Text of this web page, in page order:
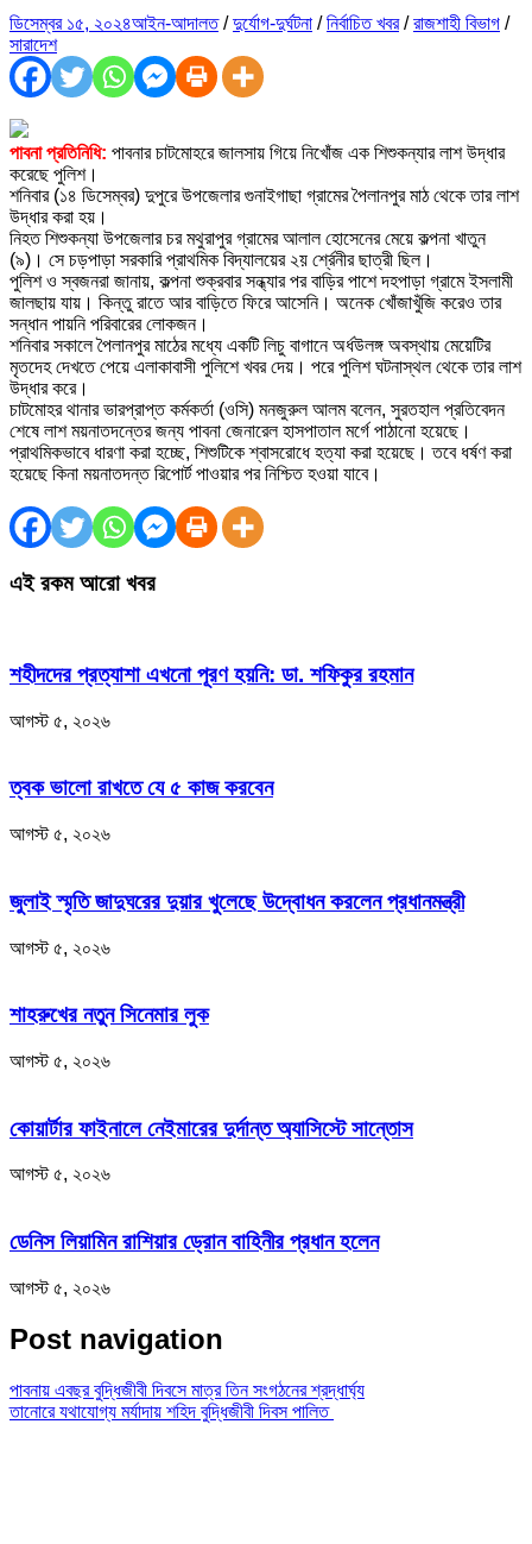
ডিসেম্বর ১৫, ২০২৪আইন-আদালত/দুর্যোগ-দুর্ঘটনা /নির্বাচিত খবর/রাজশাহী বিভাগ /
সারাদেশ
পাবনা প্রতিনিধি: পাবনার চাটমোহরে জালসায় গিয়ে নিখোঁজ এক শিশুকন্যার লাশ উদ্ধার
করেছে পুলিশ।
শনিবার (১৪ ডিসেম্বর) দুপুরে উপজেলার গুনাইগাছা গ্রামের পৈলানপুর মাঠ থেকে তার লাশ
উদ্ধার করা হয়।
নিহত শিশুকন্যা উপজেলার চর মথুরাপুর গ্রামের আলাল হোসেনের মেয়ে কল্পনা খাতুন
(৯)। সে চড়পাড়া সরকারি প্রাথমিক বিদ্যালয়ের ২য় র্শ্রেনীর ছাত্রী ছিল।
পুলিশ ও স্বজনরা জানায়, কল্পনা শুক্রবার সন্ধ্যার পর বাড়ির পাশে দহপাড়া গ্রামে ইসলামী
জালছায় যায়। কিন্তু রাতে আর বাড়িতে ফিরে আসেনি। অনেক খোঁজাখুঁজি করেও তার
সন্ধান পায়নি পরিবারের লোকজন।
শনিবার সকালে পৈলানপুর মাঠের মধ্যে একটি লিচু বাগানে অর্ধউলঙ্গ অবস্থায় মেয়েটির
মৃতদেহ দেখতে পেয়ে এলাকাবাসী পুলিশে খবর দেয়। পরে পুলিশ ঘটনাস্থল থেকে তার লাশ
উদ্ধার করে।
চাটমোহর থানার ভারপ্রাপ্ত কর্মকর্তা (ওসি) মনজুরুল আলম বলেন, সুরতহাল প্রতিবেদন
শেষে লাশ ময়নাতদন্তের জন্য পাবনা জেনারেল হাসপাতাল মর্গে পাঠানো হয়েছে।
প্রাথমিকভাবে ধারণা করা হচ্ছে, শিশুটিকে শ্বাসরোধে হত্যা করা হয়েছে। তবে ধর্ষণ করা
হয়েছে কিনা ময়নাতদন্ত রিপোর্ট পাওয়ার পর নিশ্চিত হওয়া যাবে।
এই রকম আরো খবর
শহীদদের প্রত্যাশা এখনো পূরণ হয়নি: ডা. শফিকুর রহমান
আগস্ট ৫, ২০২৬
ত্বক ভালো রাখতে যে ৫ কাজ করবেন
আগস্ট ৫, ২০২৬
জুলাই স্মৃতি জাদুঘরের দুয়ার খুলেছে উদ্বোধন করলেন প্রধানমন্ত্রী
আগস্ট ৫, ২০২৬
শাহরুখের নতুন সিনেমার লুক
আগস্ট ৫, ২০২৬
কোয়ার্টার ফাইনালে নেইমারের দুর্দান্ত অ্যাসিস্টে সান্তোস
আগস্ট ৫, ২০২৬
ডেনিস লিয়ামিন রাশিয়ার ড্রোন বাহিনীর প্রধান হলেন
আগস্ট ৫, ২০২৬
Post navigation
পাবনায় এবছর বুদ্ধিজীবী দিবসে মাত্র তিন সংগঠনের শ্রদ্ধার্ঘ্য
তানোরে যথাযোগ্য মর্যাদায় শহিদ বুদ্ধিজীবী দিবস পালিত